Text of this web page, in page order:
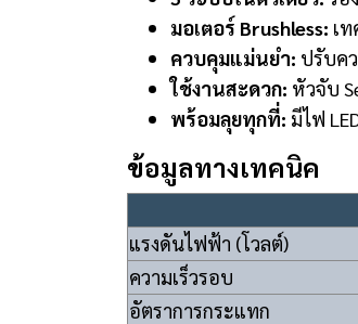
มอเตอร์ Brushless: เ
ควบคุมแม่นยำ: ปรับค
ใช้งานสะดวก: หัวจับ
พร้อมลุยทุกที่: มีไฟ
ข้อมูลทางเทคนิค
แรงดันไฟฟ้า (โวลต์)
ความเร็วรอบ
อัตราการกระแทก